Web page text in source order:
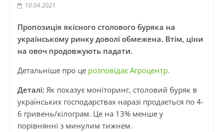
10.04.2021
Пропозиція якісного столового буряка на
українському ринку доволі обмежена. Втім, ціни
на овоч продовжують падати.
Детальніше про це розповідає Агроцентр.
Деталі: Як показує моніторинг, столовий буряк в
українських господарствах наразі продається по 4-
6 гривень/кілограм. Це на 13% менше у
порівнянні з минулим тижнем.